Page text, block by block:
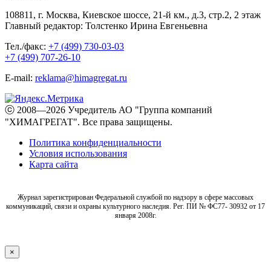
108811, г. Москва, Киевское шоссе, 21-й км., д.3, стр.2, 2 этаж
Главный редактор: Толстенко Ирина Евгеньевна
Тел./факс: +7 (499) 730-03-03
+7 (499) 707-26-10
E-mail: reklama@himagregat.ru
ⓒ 2008—2026 Учредитель АО "Группа компаний
"ХИМАГРЕГАТ". Все права защищены.
Политика конфиденциальности
Условия использования
Карта сайта
Журнал зарегистрирован Федеральной службой по надзору в сфере массовых
коммуникаций, связи и охраны культурного наследия. Рег. ПИ № ФС77- 30932 от 17
января 2008г.
×